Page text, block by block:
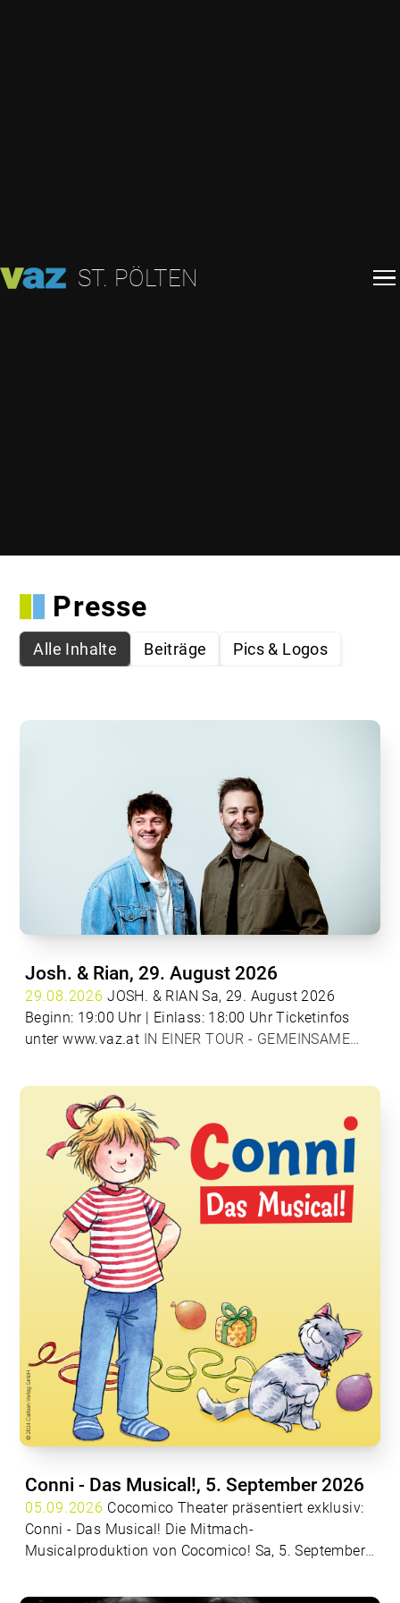
ST. PÖLTEN
Presse
Alle Inhalte Beiträge Pics & Logos
Josh. & Rian, 29. August 2026
29.08.2026 JOSH. & RIAN Sa, 29. August 2026
Beginn: 19:00 Uhr | Einlass: 18:00 Uhr Ticketinfos
unterwww.vaz.at
auf Konzertbühnen vermehrt Flamingos und Alpakas
sieht, dem/der sei gesagt: Keine Sorge, alles ist gut.
Denn wenn Rian und JOSH. gemeinsam auf Tour
gehen, dann sind eben nicht nur jede Menge
Megahits mit dabei. Acht Mal kann man die beiden
österreichischen Superstars auf Open-Air Bühnen
des Landes erleben – am 29. August 2026 lassen sie
im Zuge des VAZ Open Air ihre Hits wie etwa
„Verwandtschaftstreffen“, „Hausparty“, „Schwarzes
Schaf“, „Expresso & Tschianti“, „Cordula Grün“ oder
„Ich tanze meinen Namen“ regnen. „In einer Tour“ ist
ein musikalisches Gipfeltreffen der besonderen Art,
das man sich nicht entgehen lassen sollte. Um es
mit den Worten der beiden zu sagen: „In einer Tour.
Das wird ein Sommer wie niemals!“
Conni - Das Musical!, 5. September 2026
05.09.2026
Conni - Das Musical! Die Mitmach-
Musicalproduktion von Cocomico! Sa, 5. September
Ticketinfos unterwww.vaz.atCocomico Theater